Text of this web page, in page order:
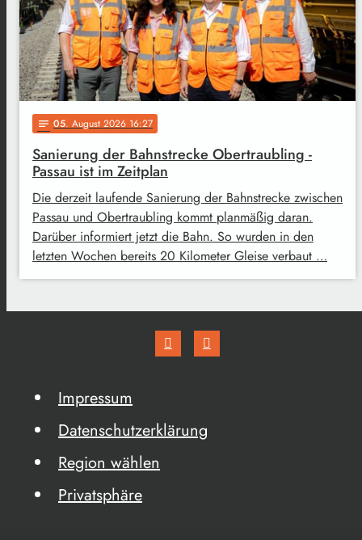
notes 05. August 2026 16:27
Sanierung der Bahnstrecke Obertraubling -
Passau ist im Zeitplan
Die derzeit laufende Sanierung der Bahnstrecke zwischen
Passau und Obertraubling kommt planmäßig daran.
Darüber informiert jetzt die Bahn. So wurden in den
letzten Wochen bereits 20 Kilometer Gleise verbaut …
Impressum
Datenschutzerklärung
Region wählen
Privatsphäre